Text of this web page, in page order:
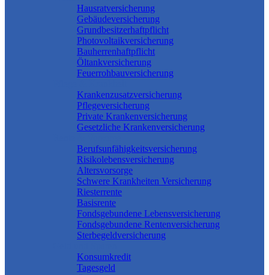
Hausratversicherung
Gebäudeversicherung
Grundbesitzerhaftpflicht
Photovoltaikversicherung
Bauherrenhaftpflicht
Öltankversicherung
Feuerrohbauversicherung
Krankenzusatzversicherung
Pflegeversicherung
Private Krankenversicherung
Gesetzliche Krankenversicherung
Berufs­unfähigkeitsversicherung
Risikolebensversicherung
Altersvorsorge
Schwere Krankheiten Versicherung
Riesterrente
Basisrente
Fondsgebundene Lebensversicherung
Fondsgebundene Rentenversicherung
Sterbegeldversicherung
Konsumkredit
Tagesgeld